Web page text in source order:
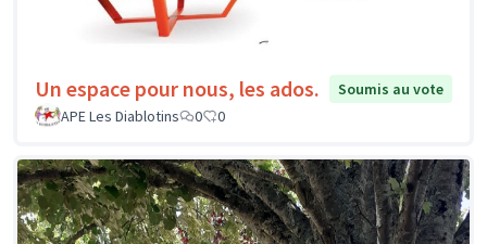
Un espace pour nous, les ados.
Soumis au vote
APE Les Diablotins
0 0